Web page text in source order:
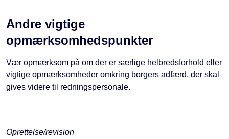
Andre vigtige
opmærksomhedspunkter
Vær opmærksom på om der er særlige helbredsforhold eller
vigtige opmærksomheder omkring borgers adfærd, der skal
gives videre til redningspersonale.
Oprettelse/revision